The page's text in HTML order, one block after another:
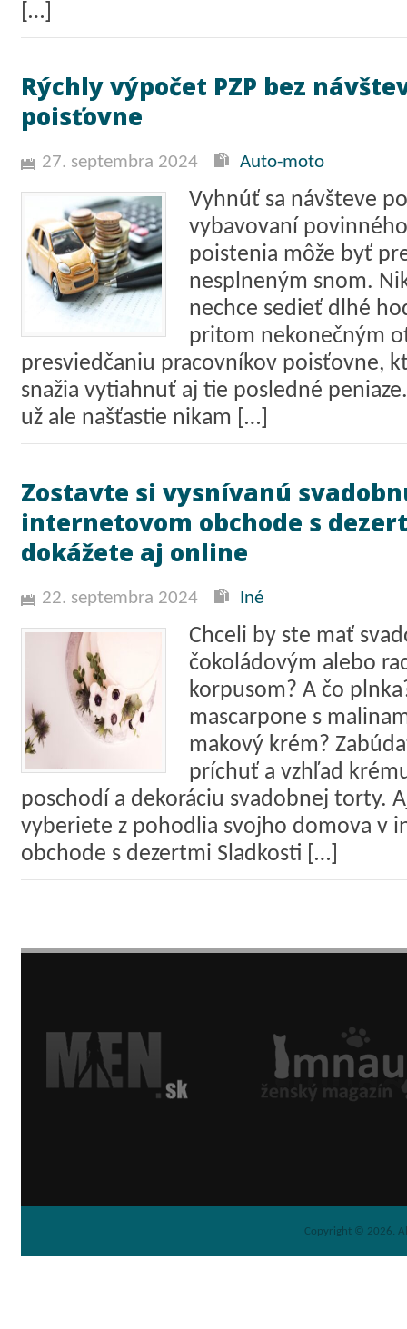
[…]
Rýchly výpočet PZP bez
poisťovne
27. septembra 2024 Auto-moto
Vyhnúť sa návšteve
vybavovaní
poistenia môže byť
nesplneným snom.
nechce sedieť dlhé
pritom nekonečným
presviedčaniu pracovníkov poisťovne,
snažia vytiahnuť aj tie posledné
už ale našťastie nikam […]
Zostavte si vysnívanú
internetovom obchode s
dokážete aj online
22. septembra 2024 Iné
Chceli by ste mať
čokoládovým alebo
korpusom? A čo
mascarpone s
makový krém?
príchuť a vzhľad
poschodí a dekoráciu svadobnej torty.
vyberiete z pohodlia svojho domova v
obchode s dezertmi Sladkosti […]
Copyright © 2026.